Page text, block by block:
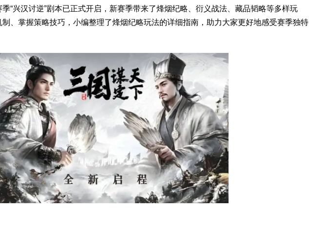
季“兴汉讨逆”剧本已正式开启，新赛季带来了烽烟纪略、衍义战法、藏品韬略等多样玩
、掌握策略技巧，小编整理了烽烟纪略玩法的详细指南，助力大家更好地感受赛季独特